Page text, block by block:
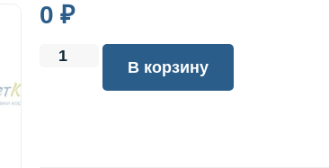
0₽
В корзину